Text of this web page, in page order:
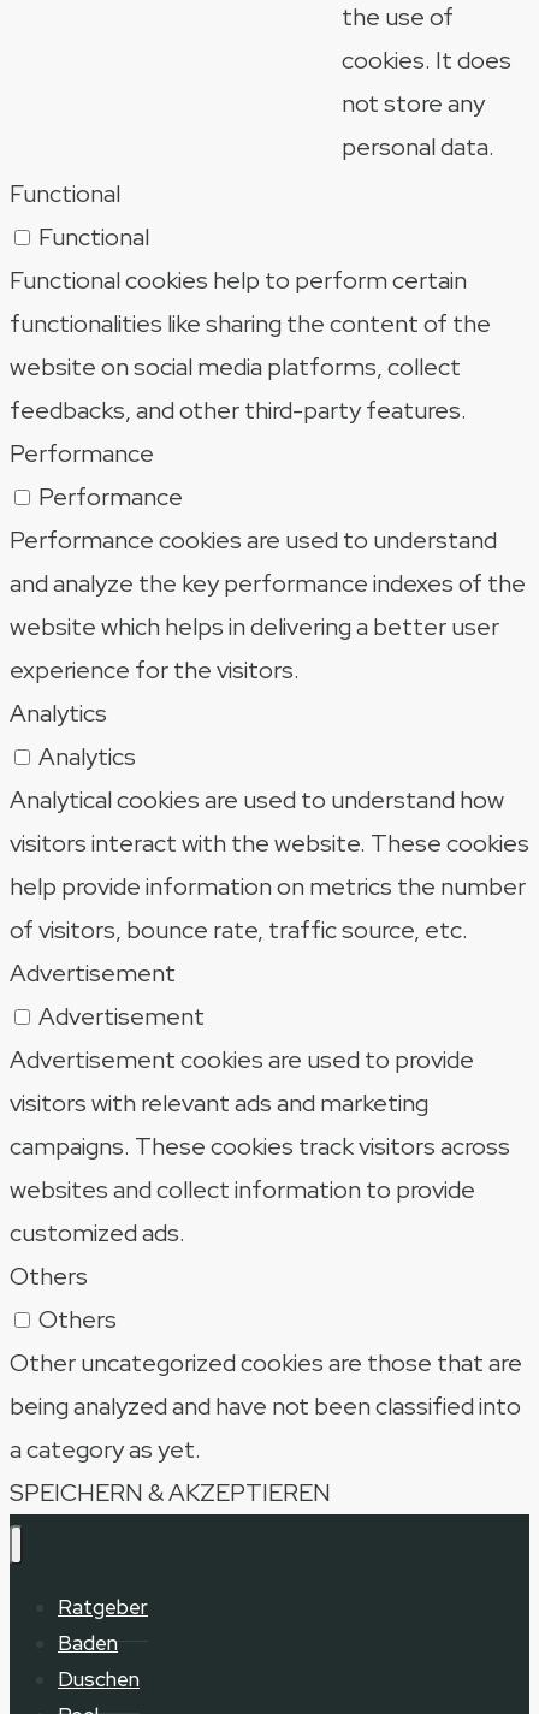
the use of
cookies. It does
not store any
personal data.
Functional
Functional
Functional cookies help to perform certain
functionalities like sharing the content of the
website on social media platforms, collect
feedbacks, and other third-party features.
Performance
Performance
Performance cookies are used to understand
and analyze the key performance indexes of the
website which helps in delivering a better user
experience for the visitors.
Analytics
Analytics
Analytical cookies are used to understand how
visitors interact with the website. These cookies
help provide information on metrics the number
of visitors, bounce rate, traffic source, etc.
Advertisement
Advertisement
Advertisement cookies are used to provide
visitors with relevant ads and marketing
campaigns. These cookies track visitors across
websites and collect information to provide
customized ads.
Others
Others
Other uncategorized cookies are those that are
being analyzed and have not been classified into
a category as yet.
SPEICHERN & AKZEPTIEREN
Ratgeber
Baden
Duschen